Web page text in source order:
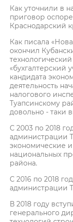
Как уточнили в
приговор
Краснодарский
Как писала
окончил
«бухгалтерский
кандидата
деятельность
налогового
Туапсинскому
довольно - таки
С 2003 по 2018
администрации
экономические
национальных
района.
С 2016 по 2018
администрации
В 2018 году
генерального